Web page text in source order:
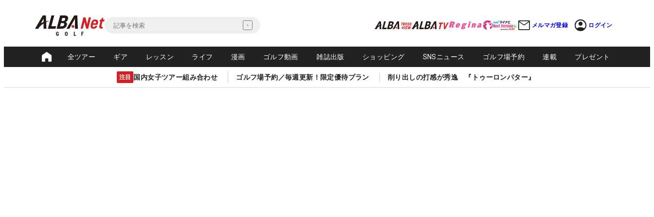
メルマガ登録 ログイン
全ツアー ギア レッスン ライフ 漫画 ゴルフ動画 雑誌出版 ショッピング SNSニュース ゴルフ場予約 連載 プレゼント
注目 国内女子ツアー組み合わせ ゴルフ場予約／毎週更新！限定優待プラン 削り出しの打感が秀逸 『トゥーロンパター』